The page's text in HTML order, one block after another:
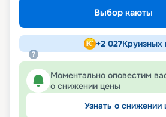
Выбор каюты
+2 027Круизных
Моментально оповестим
о снижении цены
Узнать о снижении